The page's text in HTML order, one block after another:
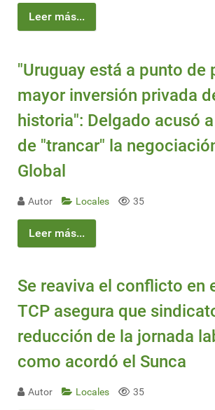
Leer más...
"Uruguay está a punto de
mayor inversión privada
historia": Delgado acusó
de "trancar" la
Global
Autor Locales 35
Leer más...
Se reaviva el conflicto en
TCP asegura que
reducción de la jornada
como acordó el Sunca
Autor Locales 35